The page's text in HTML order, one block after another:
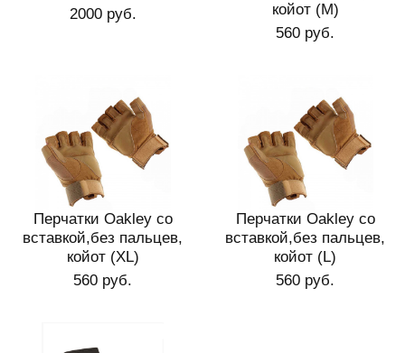
2000 руб.
койот (M)
560 руб.
Перчатки Oakley со
вставкой,без пальцев,
койот (XL)
560 руб.
Перчатки Oakley со
вставкой,без пальцев,
койот (L)
560 руб.